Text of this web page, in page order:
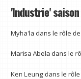
'Industrie'
Myha'la dans le rôle
Marisa Abela dans le
Ken Leung dans le rôle